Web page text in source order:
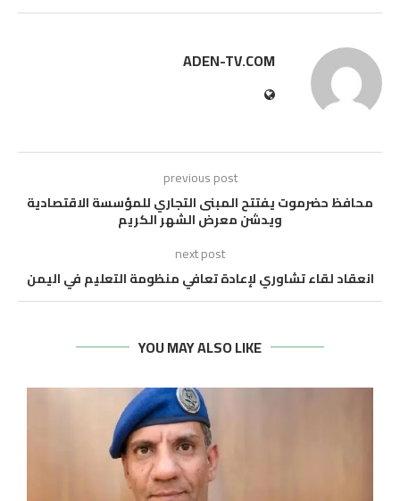
ADEN-TV.COM
previous post
محافظ حضرموت يفتتح المبنى التجاري للمؤسسة الاقتصادية
ويدشن معرض الشهر الكريم
next post
انعقاد لقاء تشاوري لإعادة تعافي منظومة التعليم في اليمن
YOU MAY ALSO LIKE